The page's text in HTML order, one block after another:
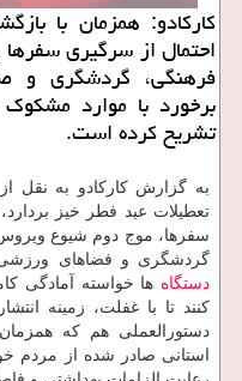
كاركادو: همزمان با
احتمال از سرگیری
فرهنگی، گردشگری و
برخورد با موارد
تشریح كرده است.
به گزارش کارکادو به نقل
تعطیلات عید فطر خیز
سفرها، موج دوم شیوع ویروس
گردشگری و فضاهای ورزشی
دستگاه ها خواسته آمادگی
کنند تا با غفلت، زمینه
دستورالعملی هم که
استانی صادر شده از مردم